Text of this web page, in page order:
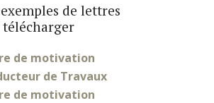
de lettres
télécharger
de motivation
de Travaux
de motivation